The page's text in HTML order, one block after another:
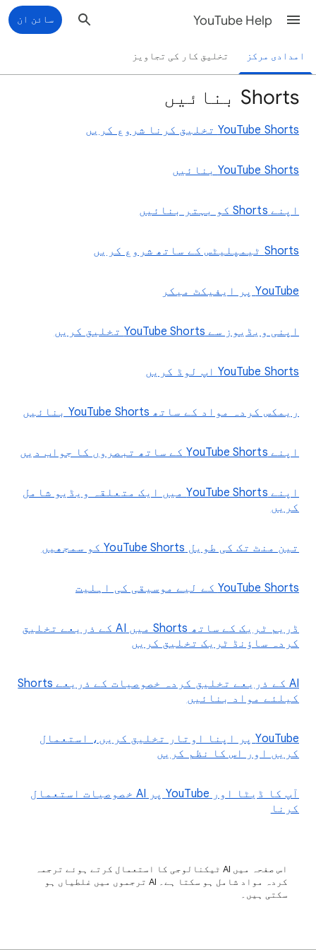
YouTube Help سائن ان
امدادی مرکز تخلیق کار کی تجاویز
Shorts بنائیں
‫YouTube Shorts تخلیق کرنا شروع کریں
‫YouTube Shorts بنائيں
اپنے Shorts کو بہتر بنائیں
‫Shorts ٹیمپلیٹس کے ساتھ شروع کریں
‫YouTube پر ایفیکٹ میکر
اپنی ویڈیوز سے YouTube Shorts تخلیق کریں
‫YouTube Shorts اپ لوڈ کریں
ریمکس کردہ مواد کے ساتھ YouTube Shorts بنائیں
اپنے YouTube Shorts کے ساتھ تبصروں کا جواب دیں
اپنے YouTube Shorts میں ایک متعلقہ ویڈیو شامل
کریں
تین منٹ تک کی طویل YouTube Shorts کو سمجھیں
‫YouTube Shorts کے لیے موسیقی کی اہلیت
ڈریم ٹریک کے ساتھ Shorts میں AI کے ذریعے تخلیق
کردہ ساؤنڈ ٹریک تخلیق کریں
‫AI کے ذریعے تخلیق کردہ خصوصیات کے ذریعے Shorts
کیلئے مواد بنائیں
‫YouTube پر اپنا اوتار تخلیق کریں، استعمال
کریں اور اس کا نظم کریں
آپ کا ڈیٹا اور YouTube پر AI خصوصیات استعمال
کرنا
اس صفحہ میں AI ٹیکنالوجی کا استعمال کرتے ہوئے ترجمہ
کردہ مواد شامل ہو سکتا ہے۔ ‫AI ترجموں میں غلطیاں ہو
سکتی ہیں۔